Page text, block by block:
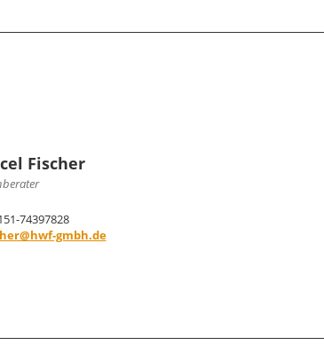
Fischer
74397828
gmbh.de